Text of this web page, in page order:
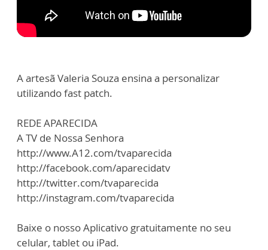
A artesã Valeria Souza ensina a personalizar
utilizando fast patch.
REDE APARECIDA
A TV de Nossa Senhora
http://www.A12.com/tvaparecida
http://facebook.com/aparecidatv
http://twitter.com/tvaparecida
http://instagram.com/tvaparecida
Baixe o nosso Aplicativo gratuitamente no seu
celular, tablet ou iPad.